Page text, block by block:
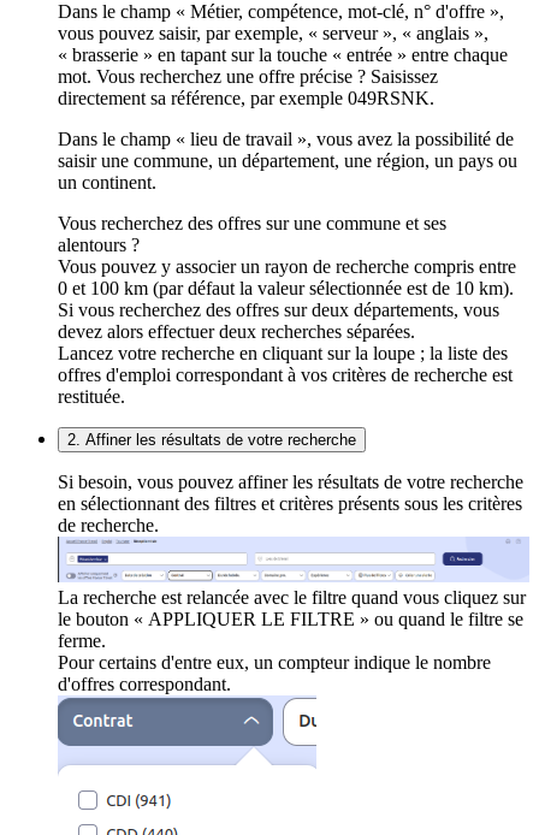
Dans le champ « Métier, compétence, mot-clé, n° d'offre »,
vous pouvez saisir, par exemple, « serveur », « anglais »,
« brasserie » en tapant sur la touche « entrée » entre chaque
mot. Vous recherchez une offre précise ? Saisissez
directement sa référence, par exemple 049RSNK.
Dans le champ « lieu de travail », vous avez la possibilité de
saisir une commune, un département, une région, un pays ou
un continent.
Vous recherchez des offres sur une commune et ses
alentours ?
Vous pouvez y associer un rayon de recherche compris entre
0 et 100 km (par défaut la valeur sélectionnée est de 10 km).
Si vous recherchez des offres sur deux départements, vous
devez alors effectuer deux recherches séparées.
Lancez votre recherche en cliquant sur la loupe ; la liste des
offres d'emploi correspondant à vos critères de recherche est
restituée.
2. Affiner les résultats de votre recherche
Si besoin, vous pouvez affiner les résultats de votre recherche
en sélectionnant des filtres et critères présents sous les critères
de recherche.
La recherche est relancée avec le filtre quand vous cliquez sur
le bouton « APPLIQUER LE FILTRE » ou quand le filtre se
ferme.
Pour certains d'entre eux, un compteur indique le nombre
d'offres correspondant.